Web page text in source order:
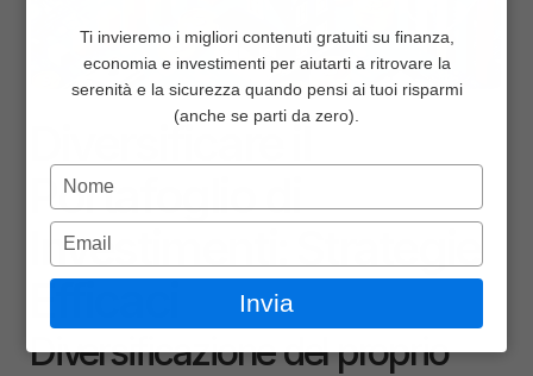
Ti invieremo i migliori contenuti gratuiti su finanza,
economia e investimenti per aiutarti a ritrovare la
serenità e la sicurezza quando pensi ai tuoi risparmi
(anche se parti da zero).
Digita
il
nome
Digita
l'email
Invia
Pricing
Contattaci
Accedi
Select Language
30 lug 2024
Diversificare il
Portafoglio di
Investimenti: Strategie
Efficaci
Diversificazione del proprio